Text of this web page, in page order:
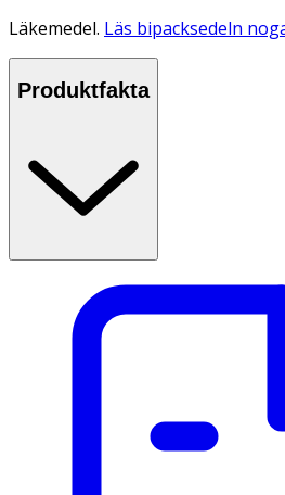
Läkemedel. Läs bipacksedeln
Produktfakta